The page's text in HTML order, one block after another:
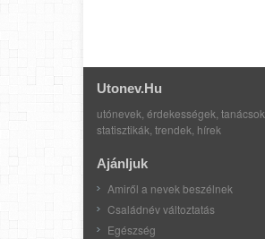
Utonev.hu
utónevek, érdekességek, tanácsok,
statisztikák, trendek, hírek
Ajánljuk
Amiről a nevek beszélnek
Családnév változtatás
Egészség